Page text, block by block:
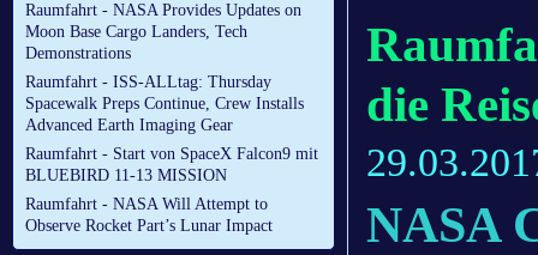
Raumfahrt - NASA Provides Updates on
Moon Base Cargo Landers, Tech
Demonstrations
Raumfahrt - ISS-ALLtag: Thursday
Spacewalk Preps Continue, Crew Installs
Advanced Earth Imaging Gear
Raumfahrt - Start von SpaceX Falcon9 mit
BLUEBIRD 11-13 MISSION
Raumfahrt - NASA Will Attempt to
Observe Rocket Part’s Lunar Impact
die
NASA